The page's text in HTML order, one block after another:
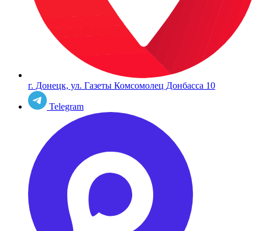
г. Донецк, ул. Газеты Комсомолец Донбасса 10
Telegram